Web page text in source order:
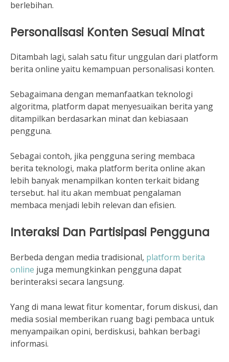
berlebihan.
Personalisasi Konten Sesuai Minat
Ditambah lagi, salah satu fitur unggulan dari platform
berita online yaitu kemampuan personalisasi konten.
Sebagaimana dengan memanfaatkan teknologi
algoritma, platform dapat menyesuaikan berita yang
ditampilkan berdasarkan minat dan kebiasaan
pengguna.
Sebagai contoh, jika pengguna sering membaca
berita teknologi, maka platform berita online akan
lebih banyak menampilkan konten terkait bidang
tersebut. hal itu akan membuat pengalaman
membaca menjadi lebih relevan dan efisien.
Interaksi Dan Partisipasi Pengguna
Berbeda dengan media tradisional, platform berita
online juga memungkinkan pengguna dapat
berinteraksi secara langsung.
Yang di mana lewat fitur komentar, forum diskusi, dan
media sosial memberikan ruang bagi pembaca untuk
menyampaikan opini, berdiskusi, bahkan berbagi
informasi.